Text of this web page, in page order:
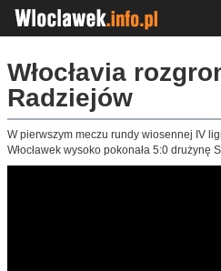
Włocłavia
Radziejów
W pierwszym meczu rundy wiosennej IV
Włocławek wysoko pokonała 5:0 drużynę